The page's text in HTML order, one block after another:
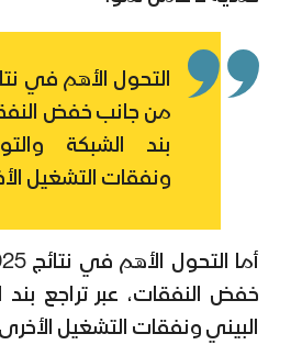
من جانب خفض
بند الشبكة
ونفقات التشغيل
خفض النفقات، عبر تراجع بند
البيني ونفقات التشغيل